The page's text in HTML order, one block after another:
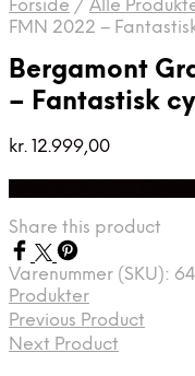
Forside / Alle
FMN 2022 –
Bergamont
– Fantastisk
kr. 12.999,00
Share this product
Varenummer (SKU):
Produkter
Previous Product
Next Product